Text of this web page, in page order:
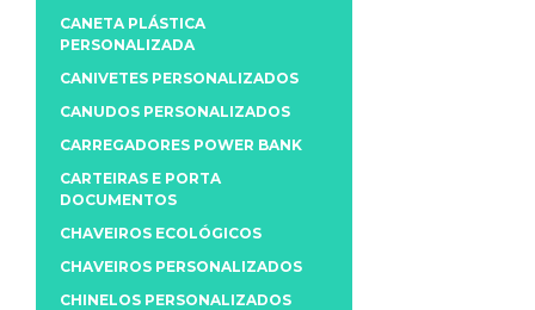
CANETA PLÁSTICA
PERSONALIZADA
CANIVETES PERSONALIZADOS
CANUDOS PERSONALIZADOS
CARREGADORES POWER BANK
CARTEIRAS E PORTA
DOCUMENTOS
CHAVEIROS ECOLÓGICOS
CHAVEIROS PERSONALIZADOS
CHINELOS PERSONALIZADOS